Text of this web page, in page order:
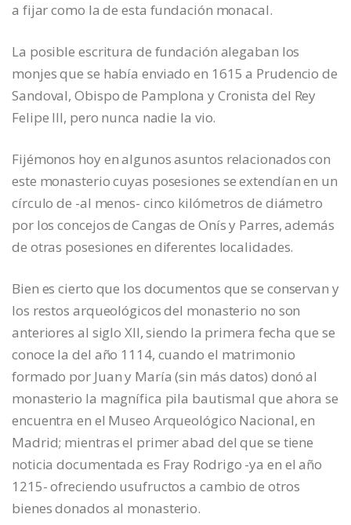
a fijar como la de esta fundación monacal.
La posible escritura de fundación alegaban los
monjes que se había enviado en 1615 a Prudencio de
Sandoval, Obispo de Pamplona y Cronista del Rey
Felipe III, pero nunca nadie la vio.
Fijémonos hoy en algunos asuntos relacionados con
este monasterio cuyas posesiones se extendían en un
círculo de -al menos- cinco kilómetros de diámetro
por los concejos de Cangas de Onís y Parres, además
de otras posesiones en diferentes localidades.
Bien es cierto que los documentos que se conservan y
los restos arqueológicos del monasterio no son
anteriores al siglo XII, siendo la primera fecha que se
conoce la del año 1114, cuando el matrimonio
formado por Juan y María (sin más datos) donó al
monasterio la magnífica pila bautismal que ahora se
encuentra en el Museo Arqueológico Nacional, en
Madrid; mientras el primer abad del que se tiene
noticia documentada es Fray Rodrigo -ya en el año
1215- ofreciendo usufructos a cambio de otros
bienes donados al monasterio.